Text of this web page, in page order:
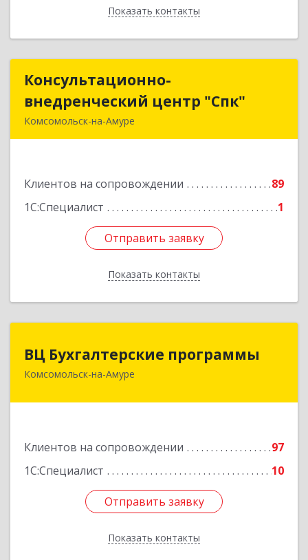
Показать контакты
Назад
Консультационно-
внедренческий центр "Спк"
Комсомольск-на-Амуре
Клиентов на сопровождении
89
1С:Специалист
1
Отправить заявку
Показать контакты
Консультационно-
внедренческий центр "Спк"
Подробнее
Отправить заявку
Назад
ВЦ Бухгалтерские программы
Комсомольск-на-Амуре
Клиентов на сопровождении
97
1С:Специалист
10
Отправить заявку
Показать контакты
681000, Хабаровский край, Комсомольск-на-
Отправить заявку
Назад